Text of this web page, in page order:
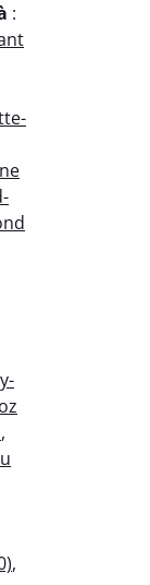
:
,
,